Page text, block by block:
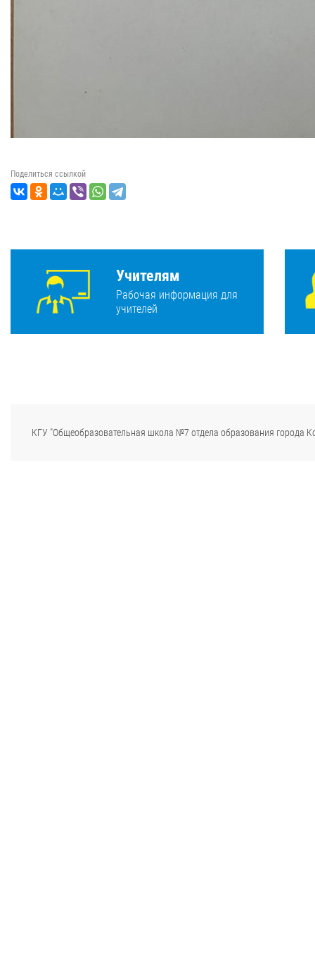
Поделиться ссылкой
Учителям
Рабочая информация для
учителей
КГУ "Общеобразовательная школа №7 отдела образования города